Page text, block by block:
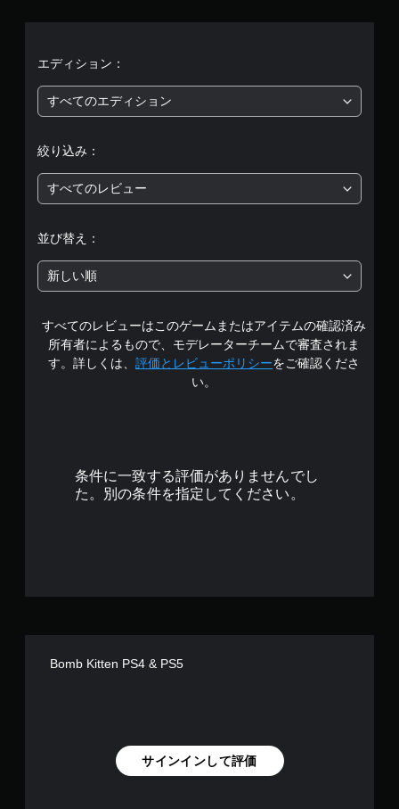
は
段
階
の
4
で
す
エディション：
すべてのエディション
絞り込み：
すべてのレビュー
並び替え：
新しい順
すべてのレビューはこのゲームまたはアイテムの確認済み
所有者によるもので、モデレーターチームで審査されま
す。詳しくは、 評価とレビューポリシーをご確認くださ
い。
条件に一致する評価がありませんでし
た。別の条件を指定してください。
Bomb Kitten PS4 & PS5
サインインして評価